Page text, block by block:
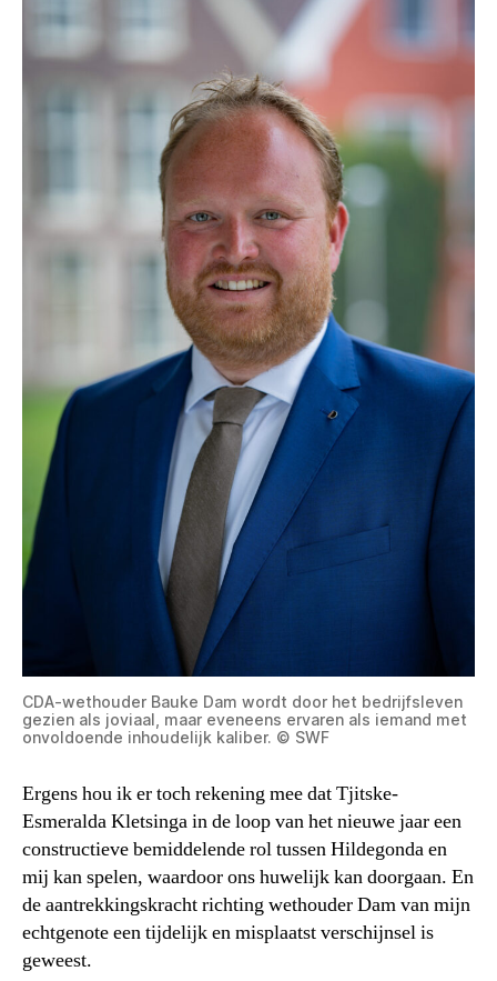
CDA-wethouder Bauke Dam wordt door het bedrijfsleven
gezien als joviaal, maar eveneens ervaren als iemand met
onvoldoende inhoudelijk kaliber. © SWF
Ergens hou ik er toch rekening mee dat Tjitske-
Esmeralda Kletsinga in de loop van het nieuwe jaar een
constructieve bemiddelende rol tussen Hildegonda en
mij kan spelen, waardoor ons huwelijk kan doorgaan. En
de aantrekkingskracht richting wethouder Dam van mijn
echtgenote een tijdelijk en misplaatst verschijnsel is
geweest.